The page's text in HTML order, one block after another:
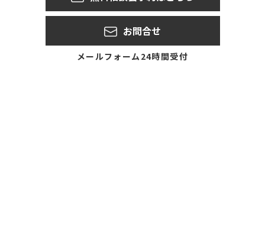
お問合せ
メールフォーム24時間受付